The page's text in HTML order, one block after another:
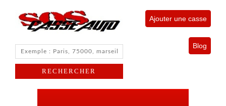
Ajouter une casse
Blog